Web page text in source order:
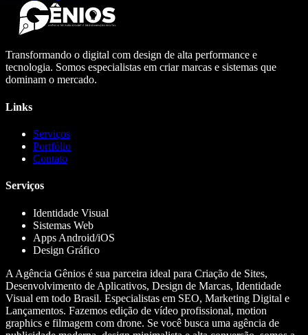
Transformando o digital com design de alta performance e
tecnologia. Somos especialistas em criar marcas e sistemas que
dominam o mercado.
Links
Serviços
Portfólio
Contato
Serviços
Identidade Visual
Sistemas Web
Apps Android/iOS
Design Gráfico
A Agência Gênios é sua parceira ideal para Criação de Sites,
Desenvolvimento de Aplicativos, Design de Marcas, Identidade
Visual em todo Brasil. Especialistas em SEO, Marketing Digital e
Lançamentos. Fazemos edição de vídeo profissional, motion
graphics e filmagem com drone. Se você busca uma agência de